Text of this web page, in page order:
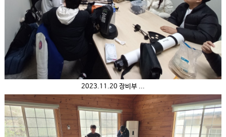
2023.11.20 장비부 ...